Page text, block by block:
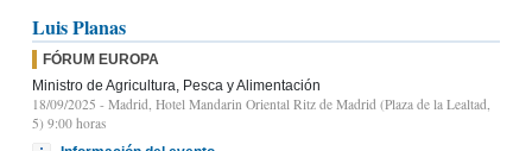
Luis Planas
FÓRUM EUROPA
Ministro de Agricultura, Pesca y Alimentación
18/09/2025 - Madrid, Hotel Mandarin Oriental Ritz de Madrid (Plaza de la Lealtad,
5) 9:00 horas